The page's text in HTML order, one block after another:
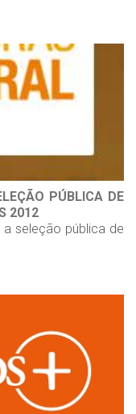
PÚBLICA DE
2012
seleção pública de